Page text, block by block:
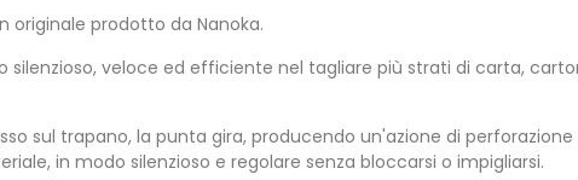
originale prodotto da Nanoka.
veloce ed efficiente nel tagliare più strati di carta,
sul trapano, la punta gira, producendo un'azione di perforazione
in modo silenzioso e regolare senza bloccarsi o impigliarsi.